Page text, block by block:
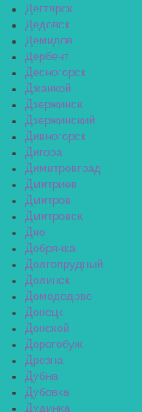
Дегтярск
Дедовск
Демидов
Дербент
Десногорск
Джанкой
Дзержинск
Дзержинский
Дивногорск
Дигора
Димитровград
Дмитриев
Дмитров
Дмитровск
Дно
Добрянка
Долгопрудный
Долинск
Домодедово
Донецк
Донской
Дорогобуж
Дрезна
Дубна
Дубовка
Дудинка